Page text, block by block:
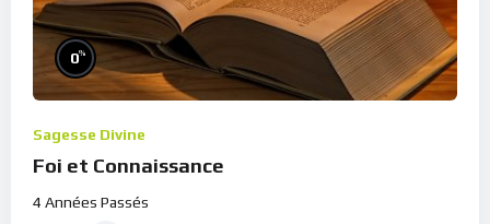
0%
Sagesse Divine
Foi et Connaissance
4 Années Passés